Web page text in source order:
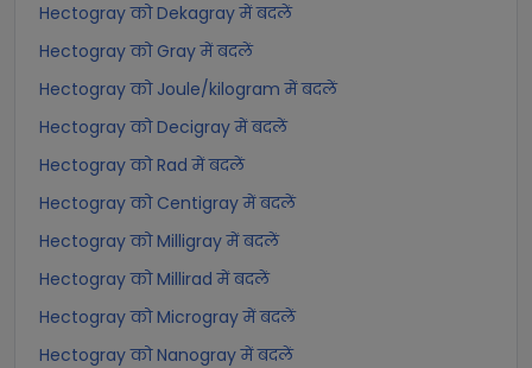
Hectogray को Dekagray में बदलें
Hectogray को Gray में बदलें
Hectogray को Joule/kilogram में बदलें
Hectogray को Decigray में बदलें
Hectogray को Rad में बदलें
Hectogray को Centigray में बदलें
Hectogray को Milligray में बदलें
Hectogray को Millirad में बदलें
Hectogray को Microgray में बदलें
Hectogray को Nanogray में बदलें